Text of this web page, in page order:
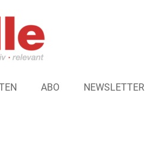
ABO NEWSLETTER